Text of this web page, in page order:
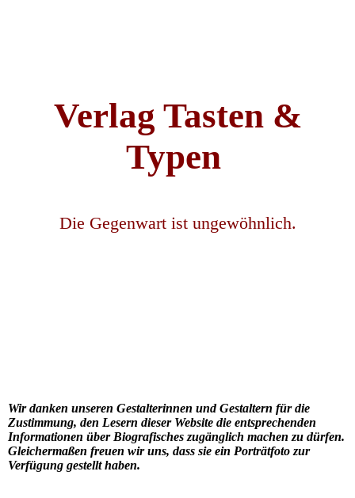
Verlag Tasten &
Typen
Die Gegenwart ist ungewöhnlich.
Wir danken unseren Gestalterinnen und Gestaltern für die
Zustimmung, den Lesern dieser Website die entsprechenden
Informationen über Biografisches zugänglich machen zu dürfen.
Gleichermaßen freuen wir uns, dass sie ein Porträtfoto zur
Verfügung gestellt haben.